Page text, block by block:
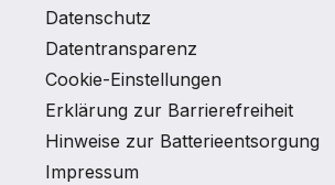
Datenschutz
Datentransparenz
Cookie-Einstellungen
Erklärung zur Barrierefreiheit
Hinweise zur Batterieentsorgung
Impressum